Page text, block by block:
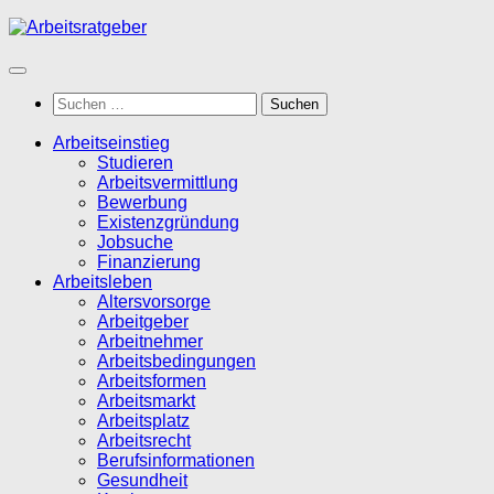
Zum
springen
Suchen
nach:
Arbeitseinstieg
Studieren
Arbeitsvermittlung
Bewerbung
Existenzgründung
Jobsuche
Finanzierung
Arbeitsleben
Altersvorsorge
Arbeitgeber
Arbeitnehmer
Arbeitsbedingungen
Arbeitsformen
Arbeitsmarkt
Arbeitsplatz
Arbeitsrecht
Berufsinformationen
Gesundheit